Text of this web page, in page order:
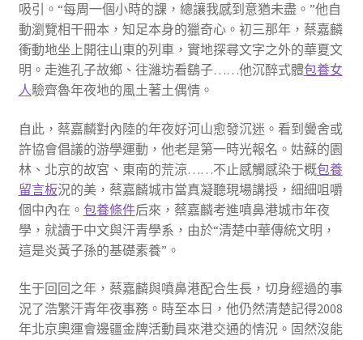
吸引。“每周一個小時的課，總讓我感到意猶未盡。”他自
動瀏覽相干冊本，知足本身的獵奇心。初三那年，蔡嘉麟
衝動地坐上開往山東的列車，實地探尋文字之外的華夏文
明。走進孔子故鄉、往濰坊看鷂子……他沉醉式體包養女
人驗齊魯年夜地的風土著土偶情。
自此，蔡嘉麟對內陸的年夜好河山愈發沉迷。看到黌舍或
許協會倡議的游學運動，他老是第一時光報名。姑蘇的園
林、北京的故宮、東南的荒涼……不止感觸感染于概包養
留言板況的美，蔡嘉麟城市當真凝聽現場講授，細細咀嚼
個中內在。 包養條件后來，蔡嘉麟考進噴鼻港城市年夜
學，就讀于中文與汗青學系，由於“清楚中華傳統文明，
這是炎黃子孫的基礎素養”。
生于回回之年，蔡嘉麟與噴鼻港配合生長，切身經過的事
況了浩繁汗青年夜事務。時至本日，他仍然清楚記得2008
年北京奧運會邊疆金牌活動員來港交通的情況。固然沒能